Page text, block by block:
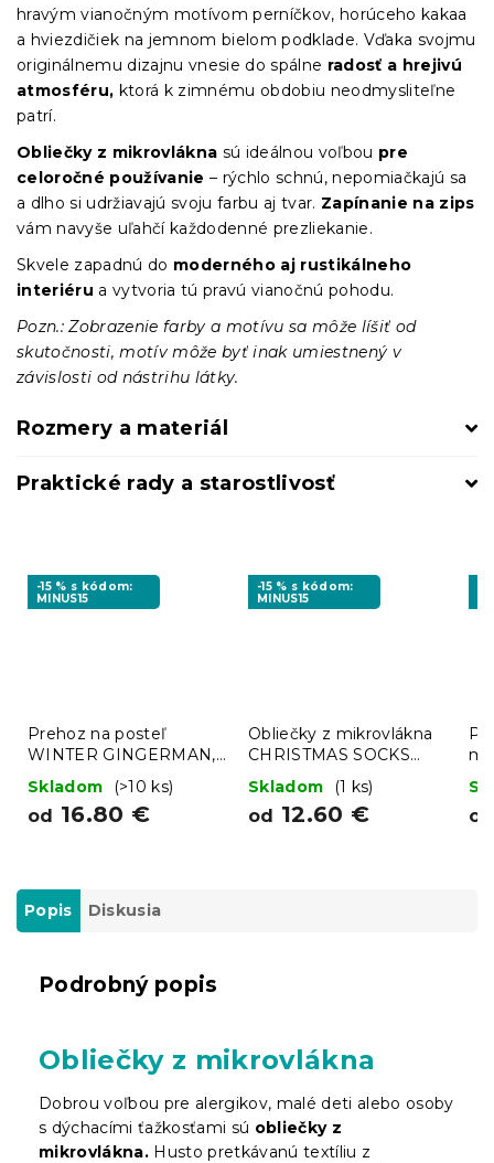
hravým vianočným motívom perníčkov, horúceho kakaa
a hviezdičiek na jemnom bielom podklade. Vďaka svojmu
originálnemu dizajnu vnesie do spálne radosť a hrejivú
atmosféru, ktorá k zimnému obdobiu neodmysliteľne
patrí.
Obliečky z mikrovlákna sú ideálnou voľbou pre
celoročné používanie – rýchlo schnú, nepomiačkajú sa
a dlho si udržiavajú svoju farbu aj tvar. Zapínanie na zips
vám navyše uľahčí každodenné prezliekanie.
Skvele zapadnú do moderného aj rustikálneho
interiéru a vytvoria tú pravú vianočnú pohodu.
Pozn.: Zobrazenie farby a motívu sa môže líšiť od
skutočnosti, motív môže byť inak umiestnený v
závislosti od nástrihu látky.
Rozmery a materiál
Praktické rady a starostlivosť
-15 % s kódom:
MINUS15
Prehoz na posteľ
WINTER GINGERMAN,
biely
Skladom (>10 ks)
od 16.80 €
-15 % s kódom:
MINUS15
Obliečky z mikrovlákna
CHRISTMAS SOCKS
zelené
Skladom (1 ks)
od 12.60 € od
Popis Diskusia
Podrobný popis
Obliečky z mikrovlákna
Dobrou voľbou pre alergikov, malé deti alebo osoby
s dýchacími ťažkosťami sú obliečky z
mikrovlákna. Husto pretkávanú textíliu z